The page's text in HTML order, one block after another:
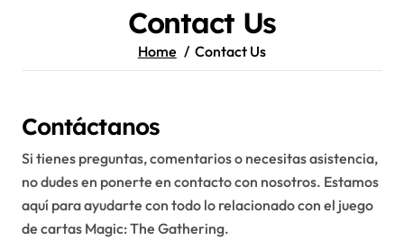
Contact Us
Home Contact Us
Contáctanos
Si tienes preguntas, comentarios o necesitas asistencia,
no dudes en ponerte en contacto con nosotros. Estamos
aquí para ayudarte con todo lo relacionado con el juego
de cartas Magic: The Gathering.